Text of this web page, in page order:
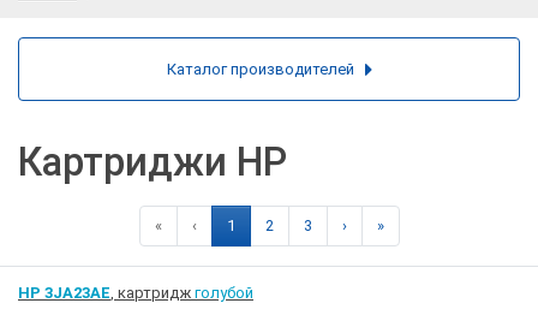
Картриджи HP
« ‹ 1 2 3 › »
HP 3JA23AE, картридж голубой